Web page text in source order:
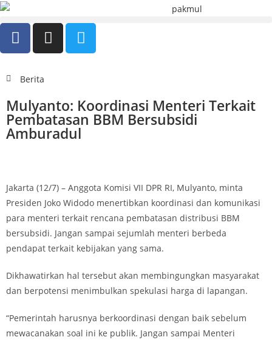
Berita
Mulyanto: Koordinasi Menteri Terkait
Pembatasan BBM Bersubsidi
Amburadul
Jakarta (12/7) – Anggota Komisi VII DPR RI, Mulyanto, minta
Presiden Joko Widodo menertibkan koordinasi dan komunikasi
para menteri terkait rencana pembatasan distribusi BBM
bersubsidi. Jangan sampai sejumlah menteri berbeda
pendapat terkait kebijakan yang sama.
Dikhawatirkan hal tersebut akan membingungkan masyarakat
dan berpotensi menimbulkan spekulasi harga di lapangan.
“Pemerintah harusnya berkoordinasi dengan baik sebelum
mewacanakan soal ini ke publik. Jangan sampai Menteri